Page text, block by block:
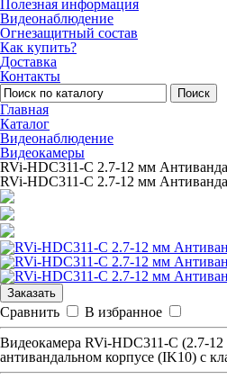
Полезная информация
Видеонаблюдение
Огнезащитный состав
Как купить?
Доставка
Контакты
Поиск
Главная
Каталог
Видеонаблюдение
Видеокамеры
RVi-HDC311-C 2.7-12 мм
RVi-HDC311-C 2.7-12 мм
Заказать
Сравнить
В избранное
Видеокамера RVi-HDC311-C (2.7-
антивандальном корпусе (IK10) с